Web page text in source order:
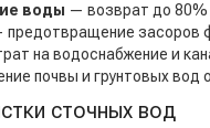
воды — возврат до 80%
предотвращение засоров
на водоснабжение и
почвы и грунтовых вод
сточных вод